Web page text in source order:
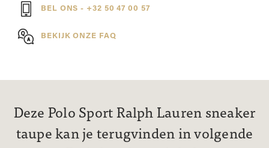
BEL ONS - +32 50 47 00 57
BEKIJK ONZE FAQ
Deze Polo Sport Ralph Lauren sneaker
taupe kan je terugvinden in volgende